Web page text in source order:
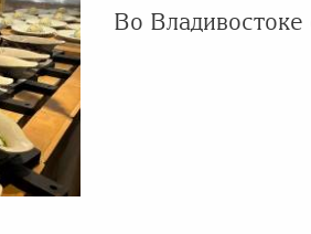
Во Владивостоке